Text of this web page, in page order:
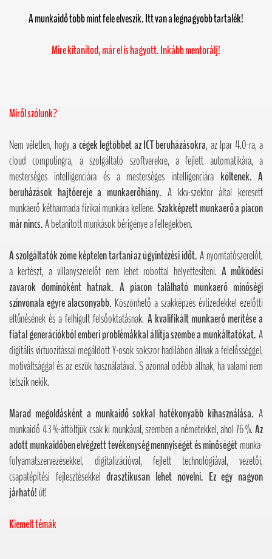
A munkaidő több mint fele elveszik. Itt van a legnagyobb tartalék!
Mire kitanítod, már el is hagyott. Inkább mentorálj!
Miről szólunk?
Nem véletlen, hogya cégek legtöbbet az ICT beruházásokra, az Ipar 4.0-ra, a
cloud computingra, a szolgáltató szoftverekre, a fejlett automatikára, a
mesterséges intelligenciára és a mesterséges intelligenciára költenek. A
beruházások hajtóereje a munkaerőhiány. A kkv-szektor által keresett
munkaerő kétharmada fizikai munkára kellene.Szakképzett munkaerő a piacon
már nincs.A betanított munkások bérigénye a fellegekben.
A szolgáltatók zöme képtelen tartani az ügyintézési időt.A nyomtatószerelőt,
a kertészt, a villanyszerelőt nem lehet robottal helyettesíteni.A működési
zavarok dominóként hatnak. A piacon található munkaerő minőségi
színvonala egyre alacsonyabb. Köszönhető a szakképzés évtizedekkel ezelőtti
eltűnésének és a felhígult felsőoktatásnak. A kvalifikált munkaerő merítése a
fiatal generációkból emberi problémákkal állítja szembe a munkáltatókat.A
digitális virtuozitással megáldott Y-osok sokszor hadilábon állnak a felelősséggel,
motiváltsággal és az eszük használatával. S azonnal odébb állnak, ha valami nem
tetszik nekik.
Marad megoldásként a munkaidő sokkal hatékonyabb kihasználása. A
munkaidő 43 %-áttöltjük csak ki munkával, szemben a németekkel, ahol 76 %.Az
adott munkaidőben elvégzett tevékenység mennyiségét és minőségétmunka-
folyamatszervezésekkel, digitalizációval, fejlett technológiával, vezetői,
csapatépítési fejlesztésekkeldrasztikusan lehet növelni. Ez egy nagyon
járható!út!
Kiemelt témák